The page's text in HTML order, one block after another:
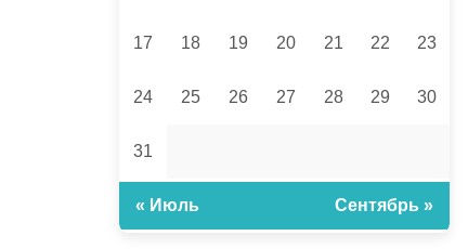
17 18 19 20 21 22 23
24 25 26 27 28 29 30
31
« Июль Сентябрь »